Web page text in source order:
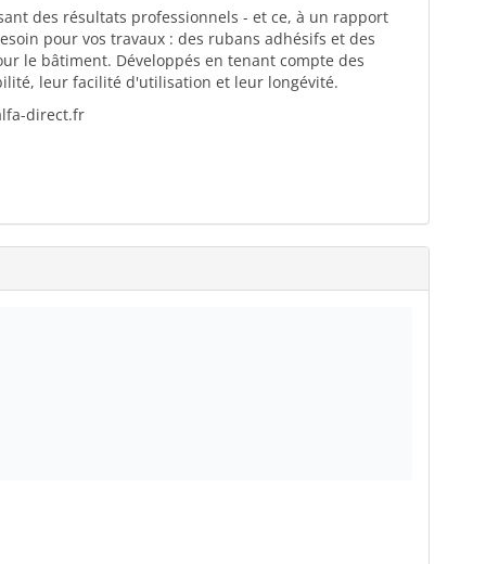
des résultats professionnels - et ce, à un rapport
pour vos travaux : des rubans adhésifs et des
le bâtiment. Développés en tenant compte des
leur facilité d'utilisation et leur longévité.
direct.fr